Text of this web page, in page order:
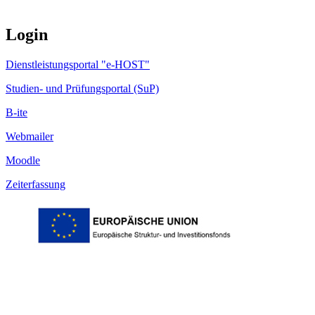
Login
Dienstleistungsportal "e-HOST"
Studien- und Prüfungsportal (SuP)
B-ite
Webmailer
Moodle
Zeiterfassung